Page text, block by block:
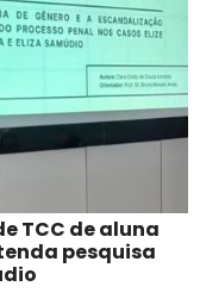
TCC de aluna
pesquisa